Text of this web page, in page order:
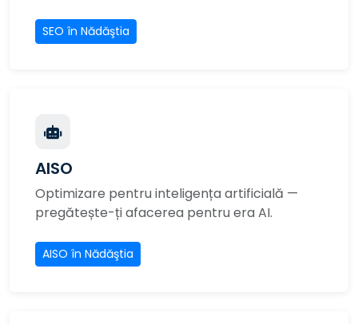
SEO în Nădăştia
AISO
Optimizare pentru inteligența artificială —
pregătește-ți afacerea pentru era AI.
AISO în Nădăştia